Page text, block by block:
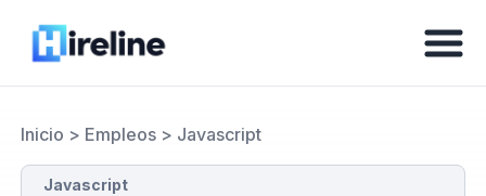
Inicio > Empleos> Javascript